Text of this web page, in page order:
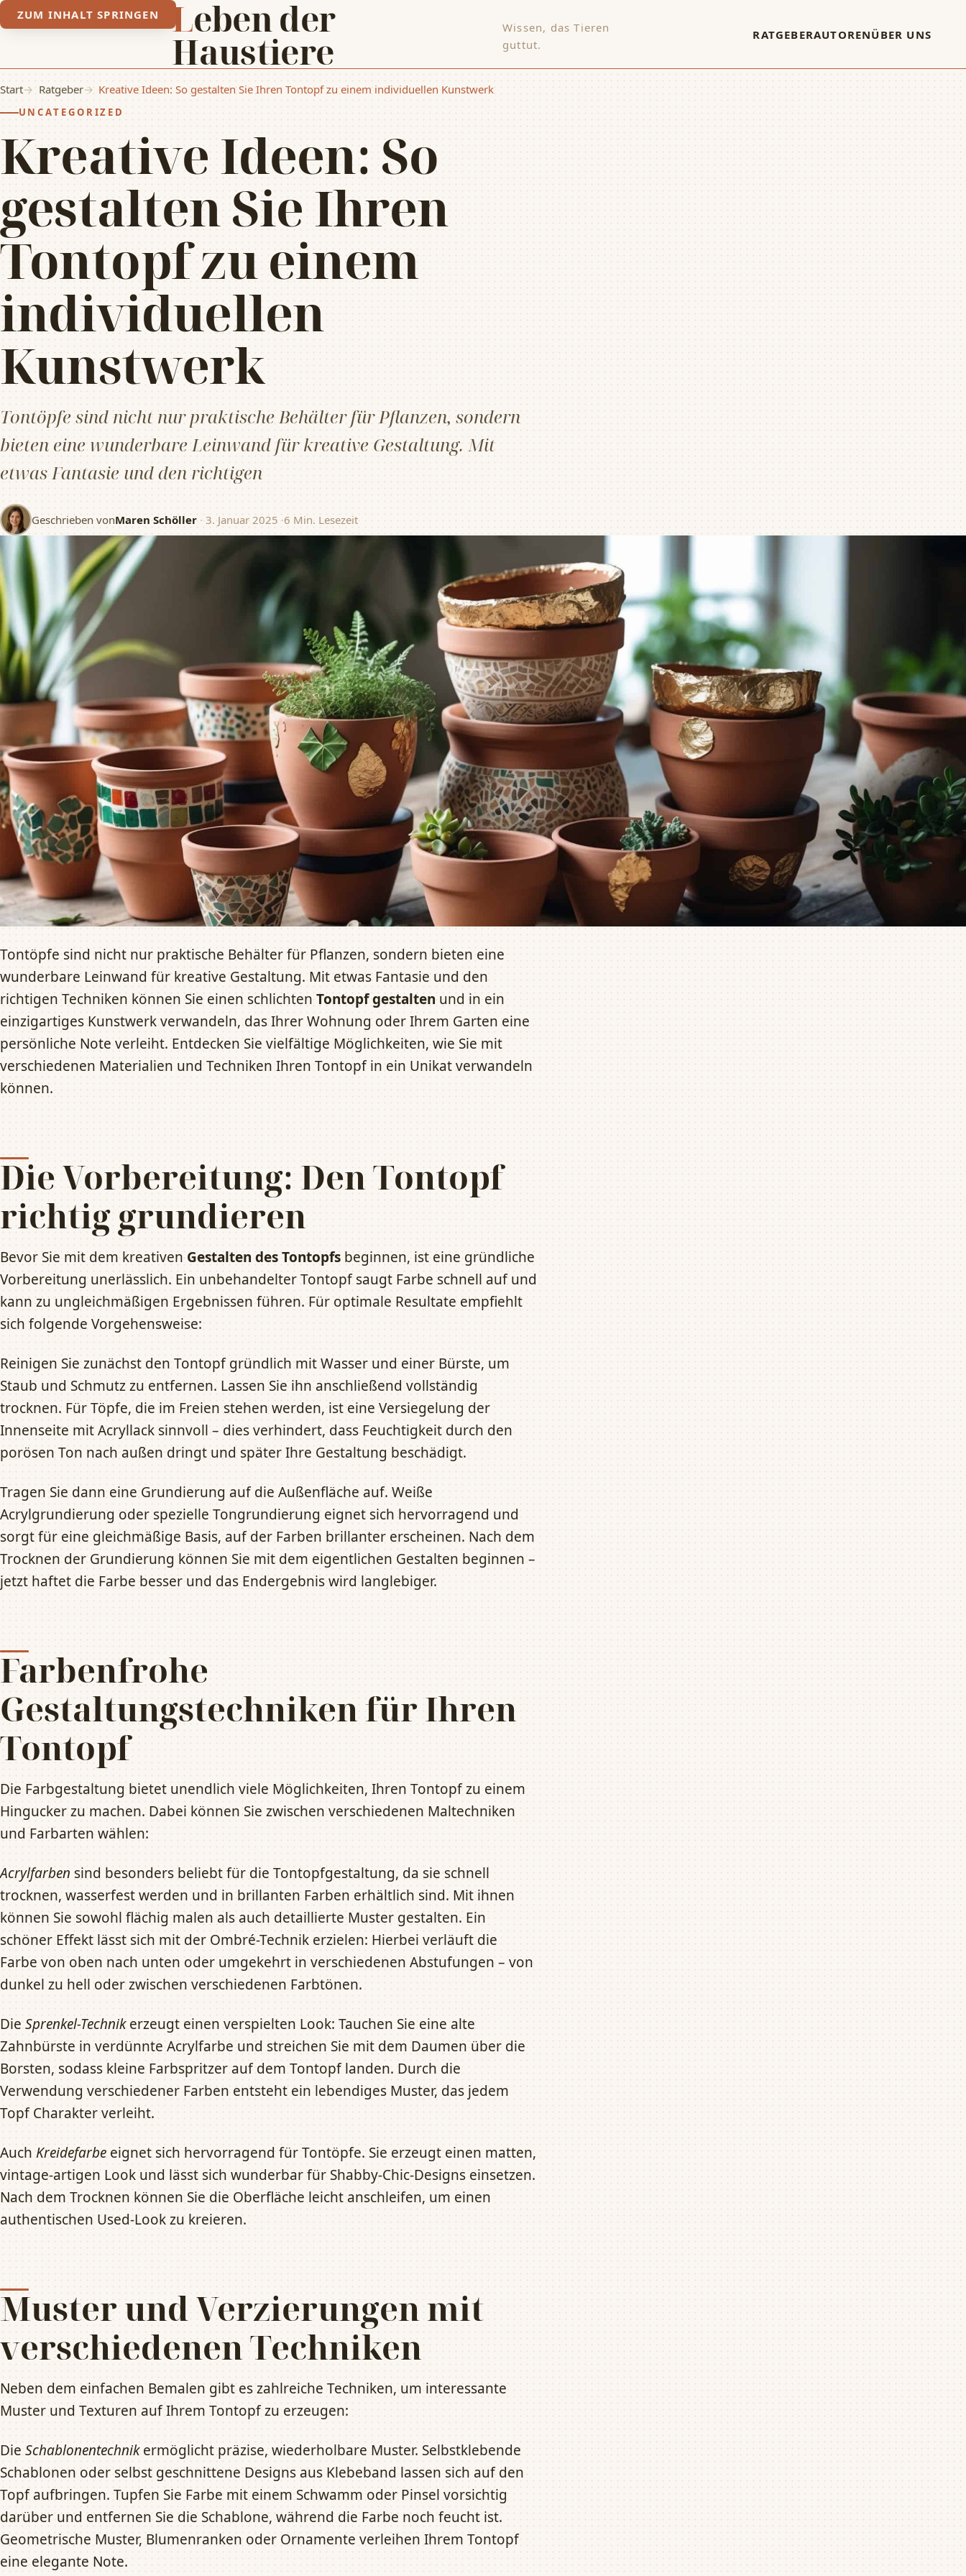
ZUM INHALT SPRINGEN Leben der
Haustiere
Wissen, das Tieren
guttut.
RATGEBERAUTORENÜBER UNS
Start Ratgeber Kreative Ideen: So gestalten Sie Ihren Tontopf zu einem individuellen Kunstwerk
UNCATEGORIZED
Kreative Ideen: So
gestalten Sie Ihren
Tontopf zu einem
individuellen
Kunstwerk
Tontöpfe sind nicht nur praktische Behälter für Pflanzen, sondern
bieten eine wunderbare Leinwand für kreative Gestaltung. Mit
etwas Fantasie und den richtigen
Geschrieben vonMaren Schöller · 3. Januar 2025 ·6 Min. Lesezeit
Tontöpfe sind nicht nur praktische Behälter für Pflanzen, sondern bieten eine
wunderbare Leinwand für kreative Gestaltung. Mit etwas Fantasie und den
richtigen Techniken können Sie einen schlichten Tontopf gestalten und in ein
einzigartiges Kunstwerk verwandeln, das Ihrer Wohnung oder Ihrem Garten eine
persönliche Note verleiht. Entdecken Sie vielfältige Möglichkeiten, wie Sie mit
verschiedenen Materialien und Techniken Ihren Tontopf in ein Unikat verwandeln
können.
Die Vorbereitung: Den Tontopf
richtig grundieren
Bevor Sie mit dem kreativen Gestalten des Tontopfs beginnen, ist eine gründliche
Vorbereitung unerlässlich. Ein unbehandelter Tontopf saugt Farbe schnell auf und
kann zu ungleichmäßigen Ergebnissen führen. Für optimale Resultate empfiehlt
sich folgende Vorgehensweise:
Reinigen Sie zunächst den Tontopf gründlich mit Wasser und einer Bürste, um
Staub und Schmutz zu entfernen. Lassen Sie ihn anschließend vollständig
trocknen. Für Töpfe, die im Freien stehen werden, ist eine Versiegelung der
Innenseite mit Acryllack sinnvoll – dies verhindert, dass Feuchtigkeit durch den
porösen Ton nach außen dringt und später Ihre Gestaltung beschädigt.
Tragen Sie dann eine Grundierung auf die Außenfläche auf. Weiße
Acrylgrundierung oder spezielle Tongrundierung eignet sich hervorragend und
sorgt für eine gleichmäßige Basis, auf der Farben brillanter erscheinen. Nach dem
Trocknen der Grundierung können Sie mit dem eigentlichen Gestalten beginnen –
jetzt haftet die Farbe besser und das Endergebnis wird langlebiger.
Farbenfrohe
Gestaltungstechniken für Ihren
Tontopf
Die Farbgestaltung bietet unendlich viele Möglichkeiten, Ihren Tontopf zu einem
Hingucker zu machen. Dabei können Sie zwischen verschiedenen Maltechniken
und Farbarten wählen:
Acrylfarben sind besonders beliebt für die Tontopfgestaltung, da sie schnell
trocknen, wasserfest werden und in brillanten Farben erhältlich sind. Mit ihnen
können Sie sowohl flächig malen als auch detaillierte Muster gestalten. Ein
schöner Effekt lässt sich mit der Ombré-Technik erzielen: Hierbei verläuft die
Farbe von oben nach unten oder umgekehrt in verschiedenen Abstufungen – von
dunkel zu hell oder zwischen verschiedenen Farbtönen.
Die Sprenkel-Technikerzeugt einen verspielten Look: Tauchen Sie eine alte
Zahnbürste in verdünnte Acrylfarbe und streichen Sie mit dem Daumen über die
Borsten, sodass kleine Farbspritzer auf dem Tontopf landen. Durch die
Verwendung verschiedener Farben entsteht ein lebendiges Muster, das jedem
Topf Charakter verleiht.
Auch Kreidefarbe eignet sich hervorragend für Tontöpfe. Sie erzeugt einen matten,
vintage-artigen Look und lässt sich wunderbar für Shabby-Chic-Designs einsetzen.
Nach dem Trocknen können Sie die Oberfläche leicht anschleifen, um einen
authentischen Used-Look zu kreieren.
Muster und Verzierungen mit
verschiedenen Techniken
Neben dem einfachen Bemalen gibt es zahlreiche Techniken, um interessante
Muster und Texturen auf Ihrem Tontopf zu erzeugen:
Die Schablonentechnikermöglicht präzise, wiederholbare Muster. Selbstklebende
Schablonen oder selbst geschnittene Designs aus Klebeband lassen sich auf den
Topf aufbringen. Tupfen Sie Farbe mit einem Schwamm oder Pinsel vorsichtig
darüber und entfernen Sie die Schablone, während die Farbe noch feucht ist.
Geometrische Muster, Blumenranken oder Ornamente verleihen Ihrem Tontopf
eine elegante Note.